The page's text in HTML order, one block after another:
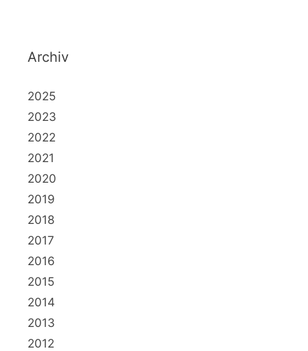
Archiv
2025
2023
2022
2021
2020
2019
2018
2017
2016
2015
2014
2013
2012